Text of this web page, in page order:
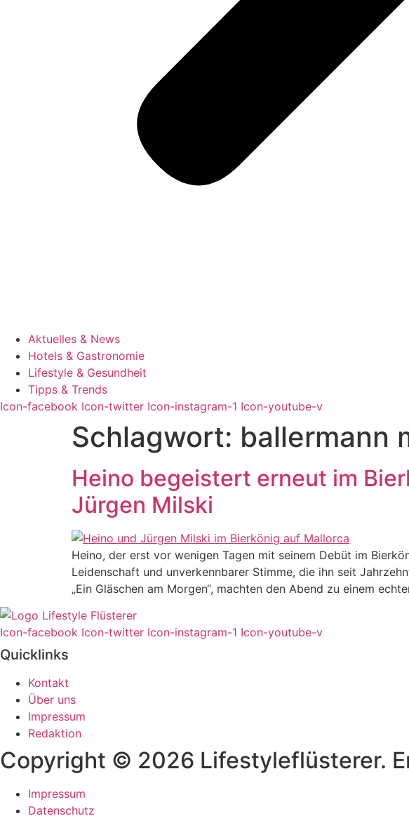
Aktuelles & News
Hotels & Gastronomie
Lifestyle & Gesundheit
Tipps & Trends
Icon-facebook Icon-twitter Icon-instagram-1 Icon-youtube-v
Schlagwort: ballermann
Heino begeistert erneut im
Jürgen Milski
Heino, der erst vor wenigen Tagen mit seinem Debüt im
Leidenschaft und unverkennbarer Stimme, die ihn seit
„Ein Gläschen am Morgen“, machten den Abend zu einem
Icon-facebook Icon-twitter Icon-instagram-1 Icon-youtube-v
Quicklinks
Kontakt
Über uns
Impressum
Redaktion
Copyright © 2026 Lifestyleflüsterer.
Impressum
Datenschutz